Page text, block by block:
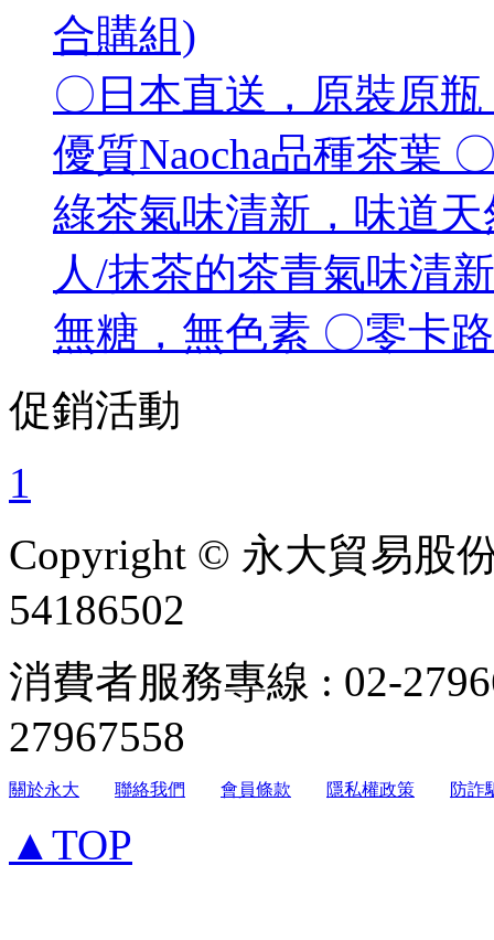
合購組)
〇日本直送，原裝原
優質Naocha品種茶葉
綠茶氣味清新，味道
人/抹茶的茶青氣味清
無糖，無色素 〇零卡
促銷活動
1
Copyright © 永大貿易股
54186502
消費者服務專線 : 02-
27967558
關於永大 聯絡我們 會員條款 隱私權政策 防詐
▲TOP